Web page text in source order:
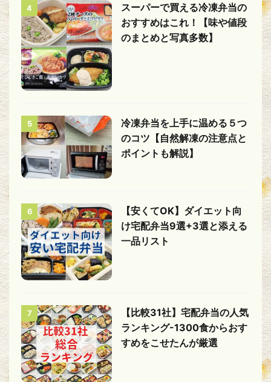
4
スーパーで買える冷凍弁当の
おすすめはこれ！【味や値段
のまとめと写真多数】
5
冷凍弁当を上手に温める５つ
のコツ【自然解凍の注意点と
ポイントも解説】
6
【安くてOK】ダイエット向
け宅配弁当9選+3選と添える
一品リスト
7
【比較31社】宅配弁当の人気
ランキング-1300食からおす
すめをこせたんが厳選